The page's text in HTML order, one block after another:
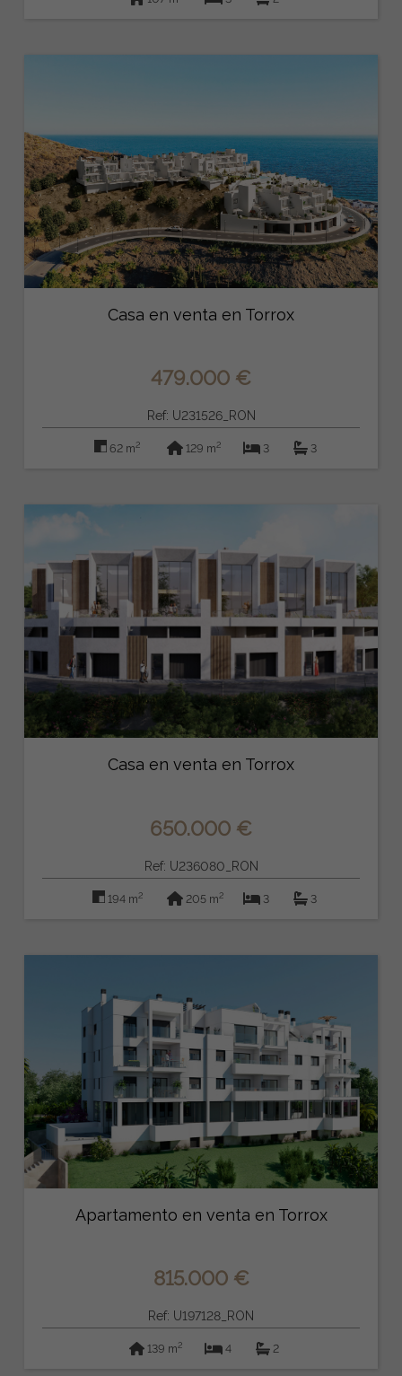
Casa en venta en Torrox
479.000 €
Ref: U231526_RON
62 m2 129 m2 3 3
Casa en venta en Torrox
650.000 €
Ref: U236080_RON
194 m2 205 m2 3 3
Apartamento en venta en Torrox
815.000 €
Ref: U197128_RON
139 m2 4 2